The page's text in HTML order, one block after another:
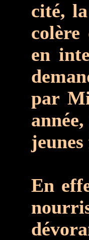
cité,
colère
en
par
En